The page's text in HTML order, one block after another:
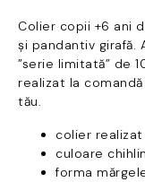
Colier copii +6 ani
și pandantiv
”serie limitată” de
realizat la
tău.
colier
culoare
forma